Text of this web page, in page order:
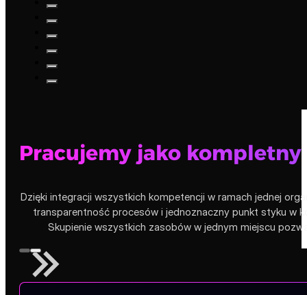
Pracujemy jako
Dzięki integracji wszystkich kompetencji w ramach jednej
transparentność procesów i jednoznaczny punkt styku w
Skupienie wszystkich zasobów w jednym miejscu